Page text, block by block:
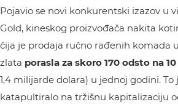
Pojavio se novi konkurentski izazov u
Gold, kineskog proizvođača nakita
čija je prodaja ručno rađenih komada
zlata porasla za skoro 170 odsto na
1,4 milijarde dolara) u jednoj godini.
katapultiralo na tržišnu kapitalizaciju